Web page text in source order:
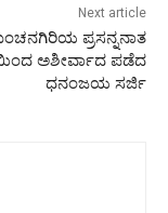
Next article
ಪ್ರಸನ್ನನಾತ
ಅಶೀರ್ವಾದ ಪಡೆದ
ಧನಂಜಯ ಸರ್ಜಿ